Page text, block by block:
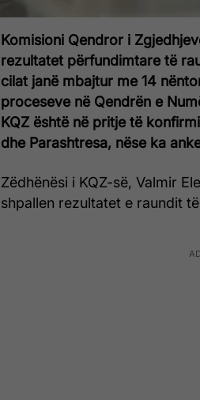
Komisioni Qendror i
rezultatet përfundimtare të
cilat janë mbajtur me 14
proceseve në Qendrën e
KQZ është në pritje të
dhe Parashtresa, nëse ka
Zëdhënësi i KQZ-së, Valmir
shpallen rezultatet e raundit